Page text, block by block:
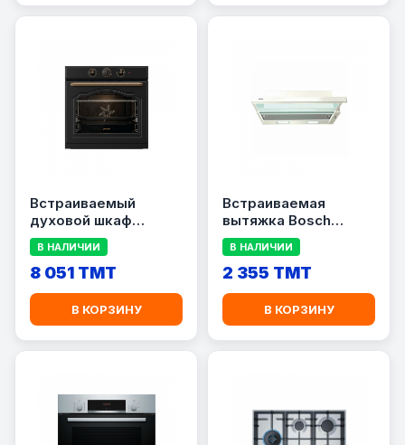
Встраиваемый
духовой шкаф
Gorenje
BOS67372CLB
В НАЛИЧИИ
8 051 TMT
В КОРЗИНУ
Встраиваемая
вытяжка Bosch
DFT63CA20Q
В НАЛИЧИИ
2 355 TMT
В КОРЗИНУ